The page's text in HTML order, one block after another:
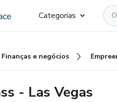
Categorias
Finanças e negócios
- Las Vegas